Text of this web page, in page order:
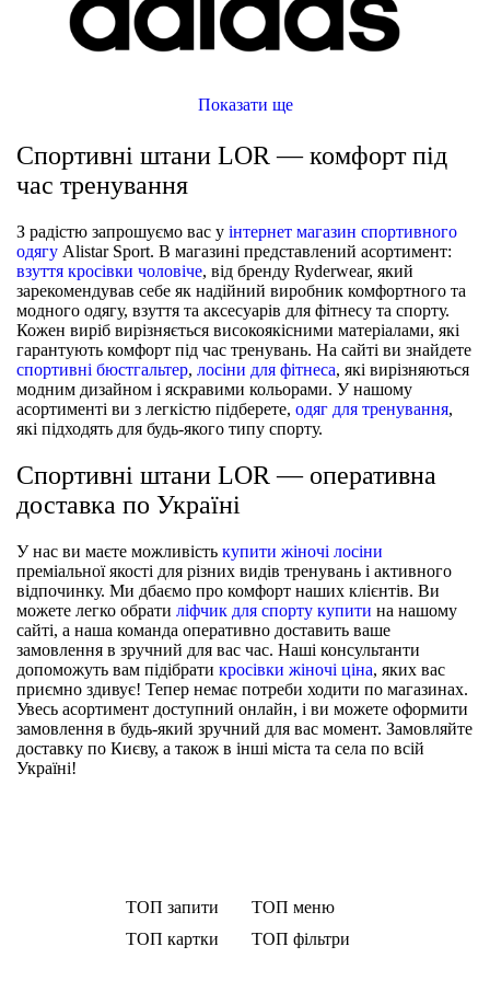
Показати ще
Спортивні штани LOR — комфорт під
час тренування
З радістю запрошуємо вас у інтернет магазин спортивного
одягу Alistar Sport. В магазині представлений асортимент:
взуття кросівки чоловіче, від бренду Ryderwear, який
зарекомендував себе як надійний виробник комфортного та
модного одягу, взуття та аксесуарів для фітнесу та спорту.
Кожен виріб вирізняється високоякісними матеріалами, які
гарантують комфорт під час тренувань. На сайті ви знайдете
спортивні бюстгальтер, лосіни для фітнеса, які вирізняються
модним дизайном і яскравими кольорами. У нашому
асортименті ви з легкістю підберете, одяг для тренування,
які підходять для будь-якого типу спорту.
Спортивні штани LOR — оперативна
доставка по Україні
У нас ви маєте можливість купити жіночі лосіни
преміальної якості для різних видів тренувань і активного
відпочинку. Ми дбаємо про комфорт наших клієнтів. Ви
можете легко обрати ліфчик для спорту купити на нашому
сайті, а наша команда оперативно доставить ваше
замовлення в зручний для вас час. Наші консультанти
допоможуть вам підібрати кросівки жіночі ціна, яких вас
приємно здивує! Тепер немає потреби ходити по магазинах.
Увесь асортимент доступний онлайн, і ви можете оформити
замовлення в будь-який зручний для вас момент. Замовляйте
доставку по Києву, а також в інші міста та села по всій
Україні!
ТОП запити
ТОП меню
ТОП картки
ТОП фільтри